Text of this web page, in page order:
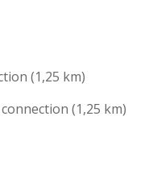
(1,25 km)
(1,25 km)